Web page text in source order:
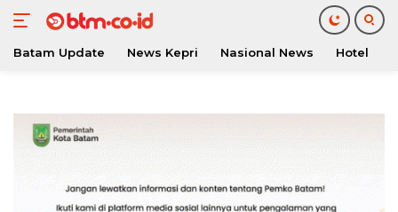
konten
Batam Update News Kepri Nasional News Hotel